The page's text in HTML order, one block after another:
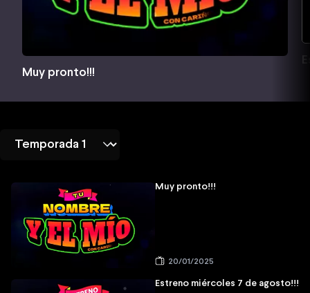
Muy pronto!!!
Muy pronto!!!
20/01/2025
Estreno miércoles 7 de agosto!!!